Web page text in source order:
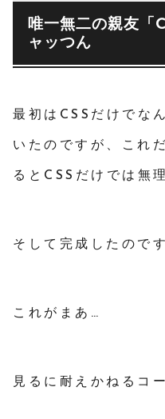
唯一無二の親友「
ャッつん
最初はCSSだけでな
いたのですが、これ
るとCSSだけでは無
そして完成したので
これがまあ…
見るに耐えかねるコ